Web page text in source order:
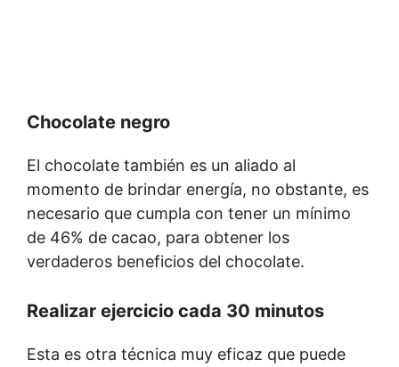
Chocolate negro
El chocolate también es un aliado al
momento de brindar energía, no obstante, es
necesario que cumpla con tener un mínimo
de 46% de cacao, para obtener los
verdaderos beneficios del chocolate.
Realizar ejercicio cada 30 minutos
Esta es otra técnica muy eficaz que puede